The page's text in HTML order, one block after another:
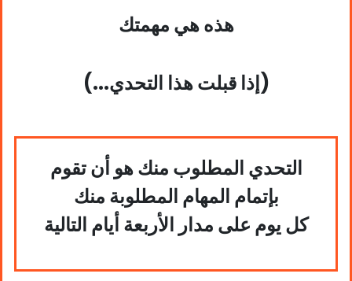
هذه هي مهمتك
(...إذا قبلت هذا التحدي)
التحدي المطلوب منك هو أن تقوم
بإتمام المهام المطلوبة منك
كل يوم على مدار الأربعة أيام التالية